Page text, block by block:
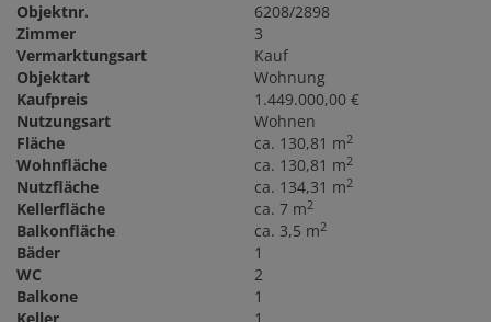
Objektnr.
6208/2898
Zimmer
3
Vermarktungsart
Kauf
Objektart
Wohnung
Kaufpreis
1.449.000,00 €
Nutzungsart
Wohnen
Fläche
ca. 130,81 m2
Wohnfläche ca. 130,81 m2
Nutzfläche ca. 134,31 m2
Kellerfläche ca. 7 m2
Balkonfläche ca. 3,5 m2
Bäder
1
WC
2
Balkone
1